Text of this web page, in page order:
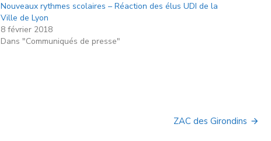
Nouveaux rythmes scolaires – Réaction des élus UDI de la
Ville de Lyon
8 février 2018
Dans "Communiqués de presse"
ZAC des Girondins